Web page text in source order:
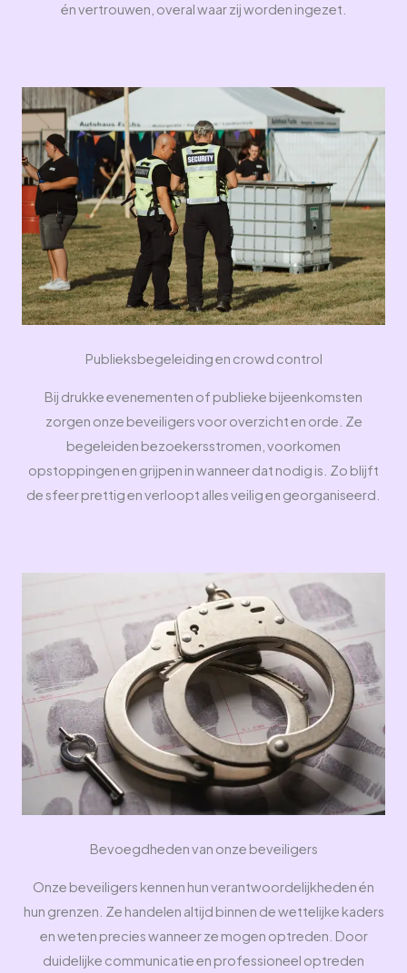
én vertrouwen, overal waar zij worden ingezet.
Publieksbegeleiding en crowd control
Bij drukke evenementen of publieke bijeenkomsten
zorgen onze beveiligers voor overzicht en orde. Ze
begeleiden bezoekersstromen, voorkomen
opstoppingen en grijpen in wanneer dat nodig is. Zo blijft
de sfeer prettig en verloopt alles veilig en georganiseerd.
Bevoegdheden van onze beveiligers
Onze beveiligers kennen hun verantwoordelijkheden én
hun grenzen. Ze handelen altijd binnen de wettelijke kaders
en weten precies wanneer ze mogen optreden. Door
duidelijke communicatie en professioneel optreden